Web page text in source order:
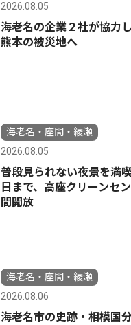
2026.08.05
海老名の企業２社が協力
熊本の被災地へ
海老名・座間・綾瀬
2026.08.05
普段見られない夜景を満
日まで、高座クリーンセ
間開放
海老名・座間・綾瀬
2026.08.06
海老名市の史跡・相模国